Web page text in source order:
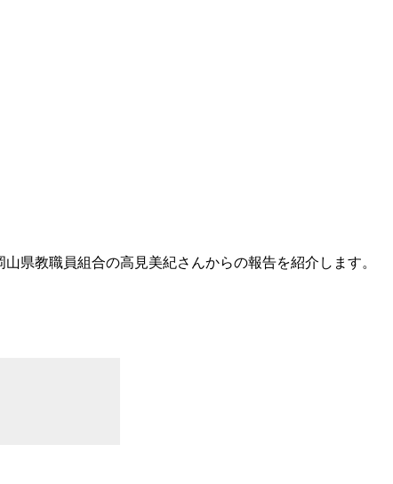
県教職員組合の高見美紀さんからの報告を紹介します。